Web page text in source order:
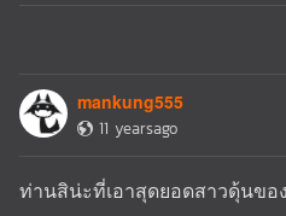
mankung555
11 yearsago
ท่านสิน่ะที่เอาสุดยอดสาวดุ้นขอ